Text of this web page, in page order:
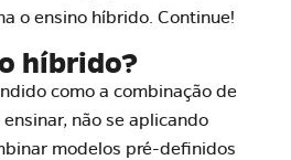
o ensino híbrido. Continue!
híbrido?
como a combinação de
não se aplicando
modelos pré-definidos